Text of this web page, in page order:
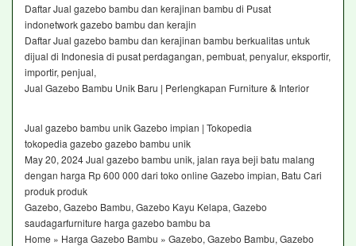
Daftar Jual gazebo bambu dan kerajinan bambu di Pusat
indonetwork gazebo bambu dan kerajin
Daftar Jual gazebo bambu dan kerajinan bambu berkualitas untuk
dijual di Indonesia di pusat perdagangan, pembuat, penyalur, eksportir,
importir, penjual,
Jual Gazebo Bambu Unik Baru | Perlengkapan Furniture & Interior‎
Jual gazebo bambu unik Gazebo impian | Tokopedia
tokopedia gazebo gazebo bambu unik
May 20, 2024 Jual gazebo bambu unik, jalan raya beji batu malang
dengan harga Rp 600 000 dari toko online Gazebo impian, Batu Cari
produk produk
Gazebo, Gazebo Bambu, Gazebo Kayu Kelapa, Gazebo
saudagarfurniture harga gazebo bambu ba
Home » Harga Gazebo Bambu » Gazebo, Gazebo Bambu, Gazebo